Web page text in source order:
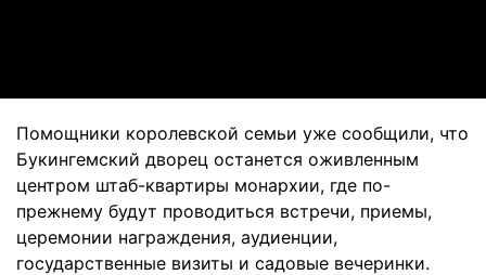
Помощники королевской семьи уже сообщили, что
Букингемский дворец останется оживленным
центром штаб-квартиры монархии, где по-
прежнему будут проводиться встречи, приемы,
церемонии награждения, аудиенции,
государственные визиты и садовые вечеринки.